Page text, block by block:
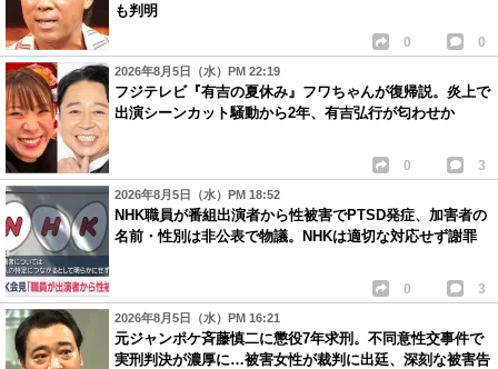
も判明
0 0
2026年8月5日（水）PM 22:19
フジテレビ『有吉の夏休み』フワちゃんが復帰説。炎上で
出演シーンカット騒動から2年、有吉弘行が匂わせか
0 3
2026年8月5日（水）PM 18:52
NHK職員が番組出演者から性被害でPTSD発症、加害者の
名前・性別は非公表で物議。NHKは適切な対応せず謝罪
0 3
2026年8月5日（水）PM 16:21
元ジャンポケ斉藤慎二に懲役7年求刑。不同意性交事件で
実刑判決が濃厚に…被害女性が裁判に出廷、深刻な被害告